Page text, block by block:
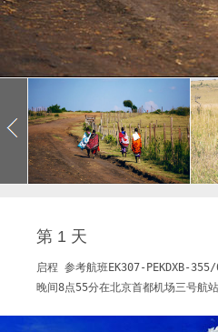
第 1 天
启程 参考航班EK307-PEKDXB-
晚间8点55分在北京首都机场三号航